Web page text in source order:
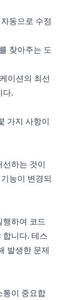
동으로 수정
찾아주는 도
이션의 최선
다.
가지 사항이
하는 것이
능이 변경되
행하여 코드
니다. 테스
발생한 문제
통이 중요합